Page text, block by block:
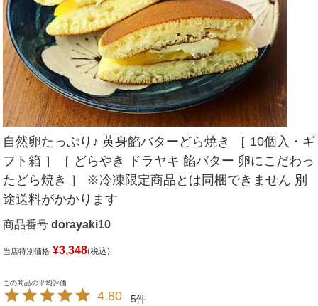
自然卵たっぷり♪ 黄身餡バターどら焼き ［ 10個入・ギ
フト箱 ］［ どらやき ドラヤキ 餡バター 卵にこだわっ
たどら焼き ］ ※冷凍限定商品とは同梱できません 別
途送料がかかります
商品番号 dorayaki10
当店特別価格 ¥3,348 税込
4.80 5